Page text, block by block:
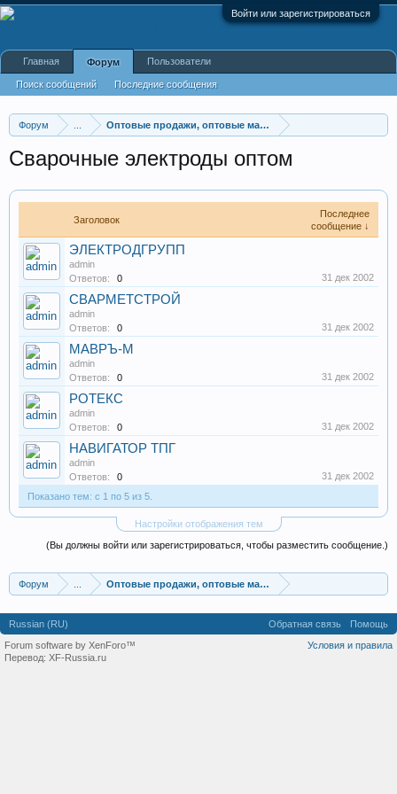
Войти или зарегистрироваться
Форум Оптовые продажи, оптовые магазины
Сварочные электроды оптом
Заголовок
Последнее
сообщение ↓
ЭЛЕКТРОДГРУПП
admin
Ответов:
0 31 дек 2002
СВАРМЕТСТРОЙ
admin
Ответов:
0 31 дек 2002
МАВРЪ-М
admin
Ответов:
0 31 дек 2002
РОТЕКС
admin
Ответов:
0 31 дек 2002
НАВИГАТОР ТПГ
admin
Ответов:
0
31 дек 2002
Показано тем: с 1 по 5 из 5.
Настройки отображения тем
(Вы должны войти или зарегистрироваться, чтобы разместить сообщение.)
Форум Оптовые продажи, оптовые магазины
Главная Форум
Поиск сообщений Последние сообщения
Пользователи
Russian (RU) Обратная связь
Помощь
Условия и правила
Forum software by XenForo™
Перевод: XF-Russia.ru